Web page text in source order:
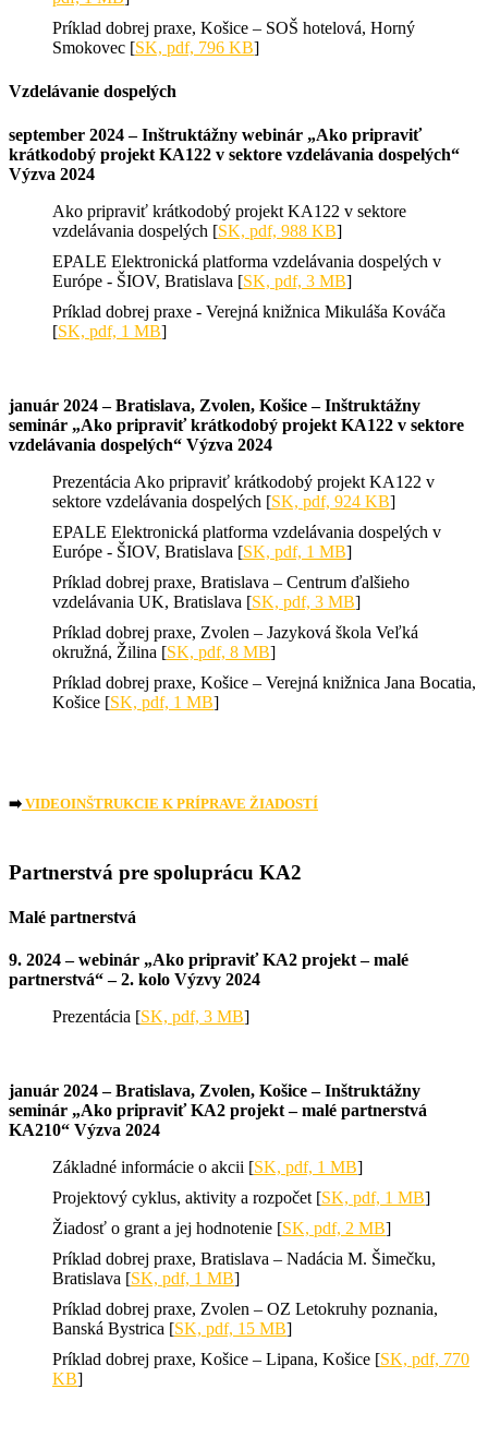
Príklad dobrej praxe, Košice – SOŠ hotelová, Horný
Smokovec [SK, pdf, 796 KB]
Vzdelávanie dospelých
september 2024 – Inštruktážny webinár „Ako pripraviť
krátkodobý projekt KA122 v sektore vzdelávania dospelých“
Výzva 2024
Ako pripraviť krátkodobý projekt KA122 v sektore
vzdelávania dospelých [SK, pdf, 988 KB]
EPALE Elektronická platforma vzdelávania dospelých v
Európe - ŠIOV, Bratislava [SK, pdf, 3 MB]
Príklad dobrej praxe - Verejná knižnica Mikuláša Kováča
[SK, pdf, 1 MB]
január 2024 – Bratislava, Zvolen, Košice – Inštruktážny
seminár „Ako pripraviť krátkodobý projekt KA122 v sektore
vzdelávania dospelých“ Výzva 2024
Prezentácia Ako pripraviť krátkodobý projekt KA122 v
sektore vzdelávania dospelých [SK, pdf, 924 KB]
EPALE Elektronická platforma vzdelávania dospelých v
Európe - ŠIOV, Bratislava [SK, pdf, 1 MB]
Príklad dobrej praxe, Bratislava – Centrum ďalšieho
vzdelávania UK, Bratislava [SK, pdf, 3 MB]
Príklad dobrej praxe, Zvolen – Jazyková škola Veľká
okružná, Žilina [SK, pdf, 8 MB]
Príklad dobrej praxe, Košice – Verejná knižnica Jana Bocatia,
Košice [SK, pdf, 1 MB]
➡️ VIDEOINŠTRUKCIE K PRÍPRAVE ŽIADOSTÍ
Partnerstvá pre spoluprácu KA2
Malé partnerstvá
9. 2024 – webinár „Ako pripraviť KA2 projekt – malé
partnerstvá“ – 2. kolo Výzvy 2024
Prezentácia [SK, pdf, 3 MB]
január 2024 – Bratislava, Zvolen, Košice – Inštruktážny
seminár „Ako pripraviť KA2 projekt – malé partnerstvá
KA210“ Výzva 2024
Základné informácie o akcii [SK, pdf, 1 MB]
Projektový cyklus, aktivity a rozpočet [SK, pdf, 1 MB]
Žiadosť o grant a jej hodnotenie [SK, pdf, 2 MB]
Príklad dobrej praxe, Bratislava – Nadácia M. Šimečku,
Bratislava [SK, pdf, 1 MB]
Príklad dobrej praxe, Zvolen – OZ Letokruhy poznania,
Banská Bystrica [SK, pdf, 15 MB]
Príklad dobrej praxe, Košice – Lipana, Košice [SK, pdf, 770
KB]